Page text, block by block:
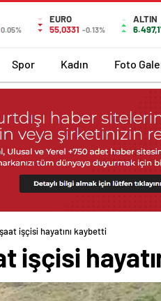
0.05%
EURO
55,0331 -0.13%
ALTIN
Spor Kadın Foto
işçisi hayatını kaybetti
işçisi